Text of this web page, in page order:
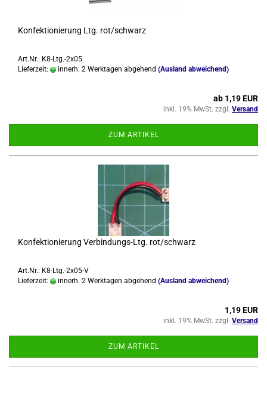
Kon­fek­tio­nie­rung Ltg. rot/schwarz
Art.Nr.: K8-Ltg.-2x05
Lieferzeit:
innerh. 2 Werktagen abgehend (Ausland abweichend)
ab 1,19 EUR
inkl. 19% MwSt. zzgl. Versand
ZUM ARTIKEL
Kon­fek­tio­nie­rung Verbindungs-​​Ltg. rot/schwarz
Art.Nr.: K8-Ltg.-2x05-V
Lieferzeit:
innerh. 2 Werktagen abgehend (Ausland abweichend)
1,19 EUR
inkl. 19% MwSt. zzgl. Versand
ZUM ARTIKEL